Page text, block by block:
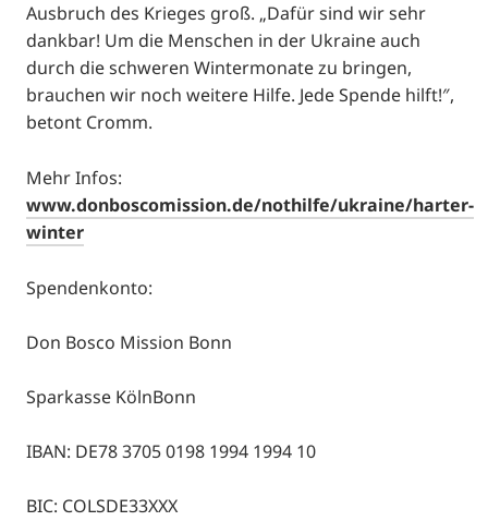
Ausbruch des Krieges groß. „Dafür sind wir sehr
dankbar! Um die Menschen in der Ukraine auch
durch die schweren Wintermonate zu bringen,
brauchen wir noch weitere Hilfe. Jede Spende hilft!″,
betont Cromm.
Mehr Infos:
www.donboscomission.de/nothilfe/ukraine/harter-
winter
Spendenkonto:
Don Bosco Mission Bonn
Sparkasse KölnBonn
IBAN: DE78 3705 0198 1994 1994 10
BIC: COLSDE33XXX